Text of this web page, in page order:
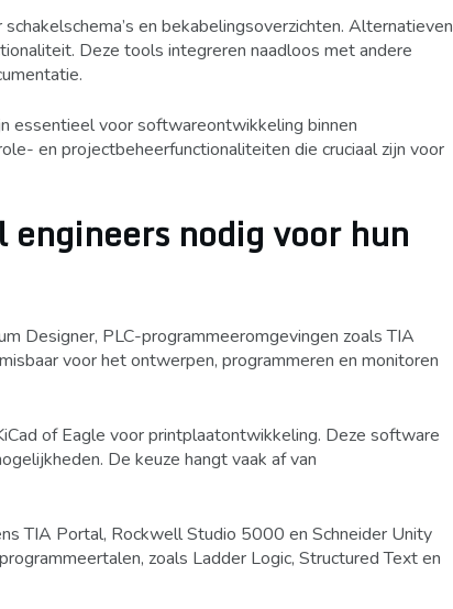
en bekabelingsoverzichten. Alternatieven
Deze tools integreren naadloos met andere
essentieel voor softwareontwikkeling binnen
en projectbeheerfunctionaliteiten die cruciaal zijn voor
nodig voor hun
Designer, PLC-programmeeromgevingen zoals TIA
voor het ontwerpen, programmeren en monitoren
of Eagle voor printplaatontwikkeling. Deze software
De keuze hangt vaak af van
TIA Portal, Rockwell Studio 5000 en Schneider Unity
zoals Ladder Logic, Structured Text en